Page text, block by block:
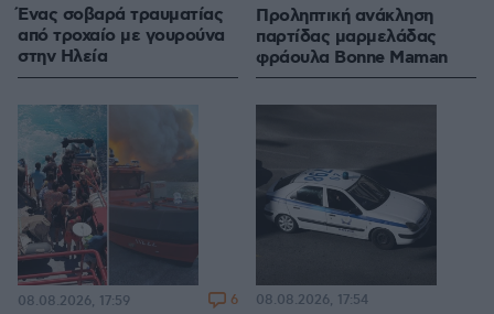
Ένας σοβαρά τραυματίας
από τροχαίο με γουρούνα
στην Ηλεία
Προληπτική ανάκληση
παρτίδας μαρμελάδας
φράουλα Bonne Maman
08.08.2026, 17:59 6 08.08.2026, 17:54